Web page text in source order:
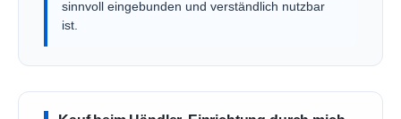
sinnvoll eingebunden und verständlich nutzbar
ist.